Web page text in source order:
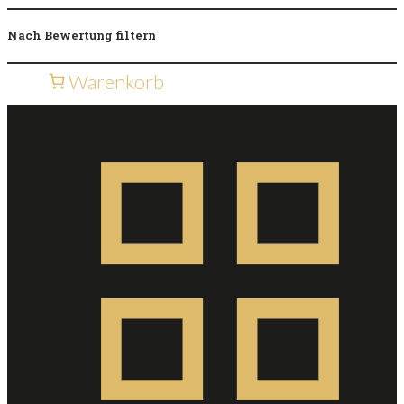
Nach Bewertung filtern
Warenkorb